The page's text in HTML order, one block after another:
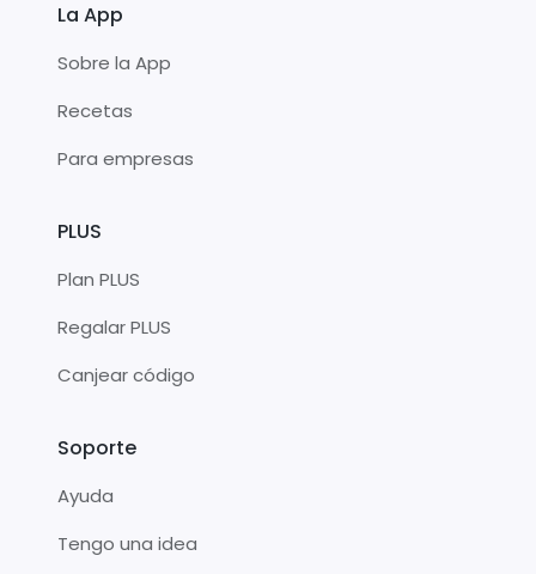
La App
Sobre la App
Recetas
Para empresas
PLUS
Plan PLUS
Regalar PLUS
Canjear código
Soporte
Ayuda
Tengo una idea